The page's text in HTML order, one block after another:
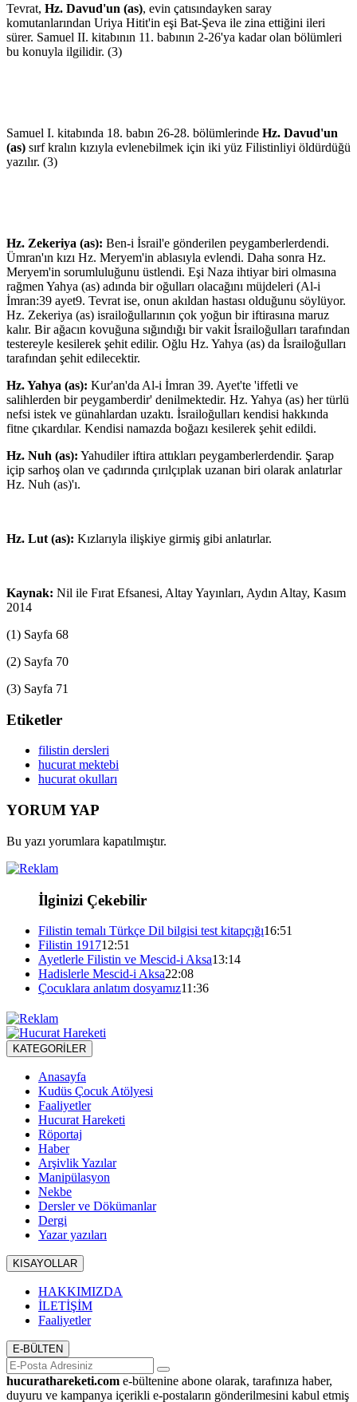
Tevrat, Hz. Davud'un (as), evin çatısındayken saray
komutanlarından Uriya Hitit'in eşi Bat-Şeva ile zina ettiğini ileri
sürer. Samuel II. kitabının 11. babının 2-26'ya kadar olan bölümleri
bu konuyla ilgilidir. (3)
Samuel I. kitabında 18. babın 26-28. bölümlerinde Hz. Davud'un
(as) sırf kralın kızıyla evlenebilmek için iki yüz Filistinliyi öldürdüğü
yazılır. (3)
Hz. Zekeriya (as): Ben-i İsrail'e gönderilen peygamberlerdendi.
Ümran'ın kızı Hz. Meryem'in ablasıyla evlendi. Daha sonra Hz.
Meryem'in sorumluluğunu üstlendi. Eşi Naza ihtiyar biri olmasına
rağmen Yahya (as) adında bir oğulları olacağını müjdeleri (Al-i
İmran:39 ayet9. Tevrat ise, onun akıldan hastası olduğunu söylüyor.
Hz. Zekeriya (as) israiloğullarının çok yoğun bir iftirasına maruz
kalır. Bir ağacın kovuğuna sığındığı bir vakit İsrailoğulları tarafından
testereyle kesilerek şehit edilir. Oğlu Hz. Yahya (as) da İsrailoğulları
tarafından şehit edilecektir.
Hz. Yahya (as): Kur'an'da Al-i İmran 39. Ayet'te 'iffetli ve
salihlerden bir peygamberdir' denilmektedir. Hz. Yahya (as) her türlü
nefsi istek ve günahlardan uzaktı. İsrailoğulları kendisi hakkında
fitne çıkardılar. Kendisi namazda boğazı kesilerek şehit edildi.
Hz. Nuh (as): Yahudiler iftira attıkları peygamberlerdendir. Şarap
içip sarhoş olan ve çadırında çırılçıplak uzanan biri olarak anlatırlar
Hz. Nuh (as)'ı.
Hz. Lut (as): Kızlarıyla ilişkiye girmiş gibi anlatırlar.
Kaynak: Nil ile Fırat Efsanesi, Altay Yayınları, Aydın Altay, Kasım
2014
(1) Sayfa 68
(2) Sayfa 70
(3) Sayfa 71
Etiketler
filistin dersleri
hucurat mektebi
hucurat okulları
YORUM YAP
Bu yazı yorumlara kapatılmıştır.
İlginizi Çekebilir
Filistin temalı Türkçe Dil bilgisi test kitapçığı16:51
Filistin 191712:51
Ayetlerle Filistin ve Mescid-i Aksa13:14
Hadislerle Mescid-i Aksa22:08
Çocuklara anlatım dosyamız11:36
KATEGORİLER
Anasayfa
Kudüs Çocuk Atölyesi
Faaliyetler
Hucurat Hareketi
Röportaj
Haber
Arşivlik Yazılar
Manipülasyon
Nekbe
Dersler ve Dökümanlar
Dergi
Yazar yazıları
KISAYOLLAR
HAKKIMIZDA
İLETİŞİM
Faaliyetler
E-BÜLTEN
hucurathareketi.com e-bültenine abone olarak, tarafınıza haber,
duyuru ve kampanya içerikli e-postaların gönderilmesini kabul etmiş